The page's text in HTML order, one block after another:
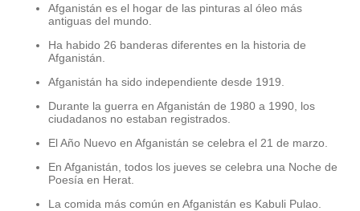
Afganistán es el hogar de las pinturas al óleo más
antiguas del mundo.
Ha habido 26 banderas diferentes en la historia de
Afganistán.
Afganistán ha sido independiente desde 1919.
Durante la guerra en Afganistán de 1980 a 1990, los
ciudadanos no estaban registrados.
El Año Nuevo en Afganistán se celebra el 21 de marzo.
En Afganistán, todos los jueves se celebra una Noche de
Poesía en Herat.
La comida más común en Afganistán es Kabuli Pulao.